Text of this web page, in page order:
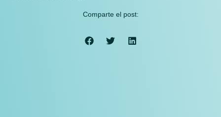
Comparte el post: